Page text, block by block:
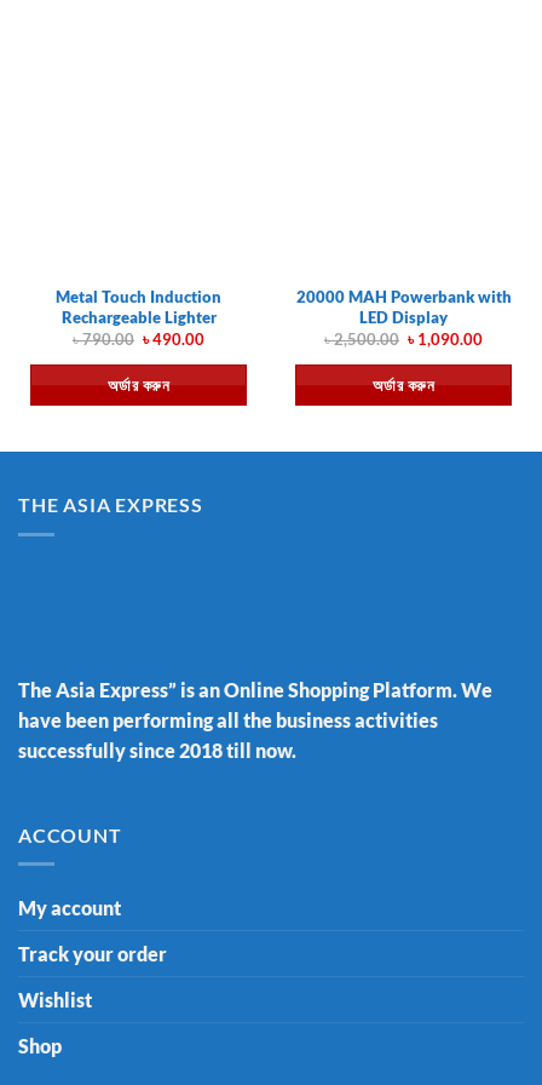
Metal Touch Induction
Rechargeable Lighter
৳790.00 Original
was:
৳ 790.00.
৳490.00Current
is:
৳ 490.00.
অর্ডার করুন
20000 MAH Powerbank with
LED Display
৳2,500.00 Original
price
was:
৳ 2,500.00.
৳1,090.00Current
is:
৳
অর্ডার করুন
THE ASIA EXPRESS
The Asia Express” is an Online Shopping Platform. We
have been performing all the business activities
successfully since 2018 till now.
ACCOUNT
My account
Track your order
Wishlist
Shop